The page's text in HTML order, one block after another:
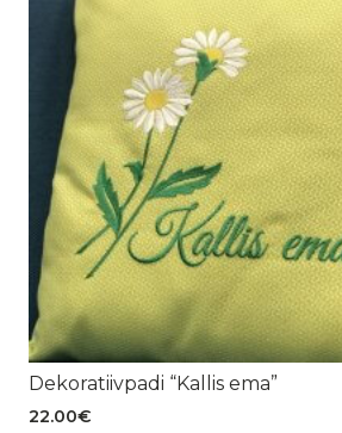
Dekoratiivpadi “Kallis ema”
22.00€